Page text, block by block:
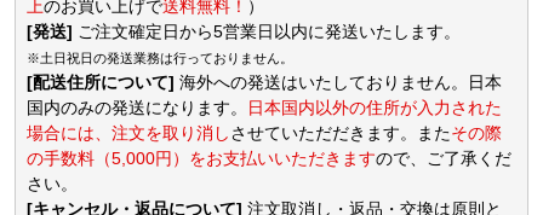
上のお買い上げで送料無料！ ）
[発送] ご注文確定日から5営業日以内に発送いたします。
※土日祝日の発送業務は行っておりません。
[配送住所について] 海外への発送はいたしておりません。日本
国内のみの発送になります。 日本国内以外の住所が入力された
場合には、注文を取り消しさせていただだきます。またその際
の手数料（5,000円）をお支払いいただきますので、ご了承くだ
さい。
[キャンセル・返品について] 注文取消し・返品・交換は原則と